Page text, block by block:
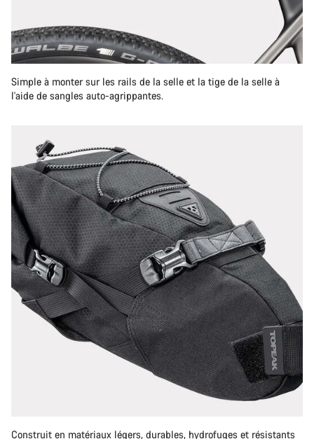
Simple à monter sur les rails de la selle et la tige de la selle à
l'aide de sangles auto-agrippantes.
Construit en matériaux légers, durables, hydrofuges et résistants